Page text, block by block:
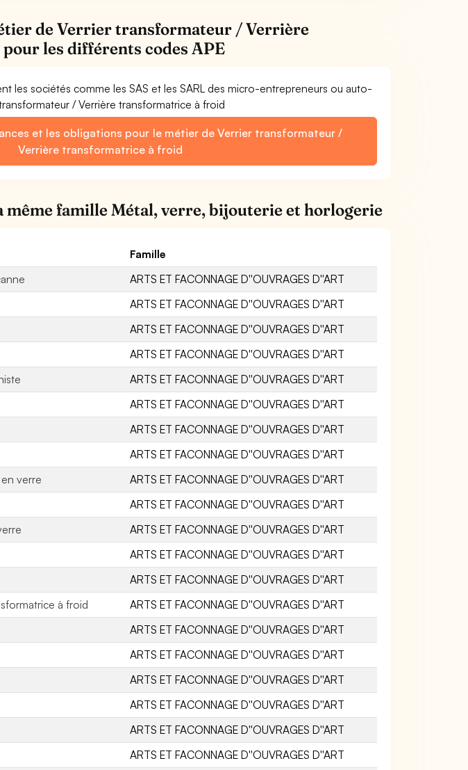
de Verrier transformateur / Verrière
les différents codes APE
les sociétés comme les SAS et les SARL des micro-entrepreneurs ou auto-
/ Verrière transformatrice à froid
et les obligations pour le métier de Verrier transformateur /
Verrière transformatrice à froid
même famille Métal, verre, bijouterie et horlogerie
Famille
ARTS ET FACONNAGE D''OUVRAGES D''ART
ARTS ET FACONNAGE D''OUVRAGES D''ART
ARTS ET FACONNAGE D''OUVRAGES D''ART
ARTS ET FACONNAGE D''OUVRAGES D''ART
ARTS ET FACONNAGE D''OUVRAGES D''ART
ARTS ET FACONNAGE D''OUVRAGES D''ART
ARTS ET FACONNAGE D''OUVRAGES D''ART
ARTS ET FACONNAGE D''OUVRAGES D''ART
verre
ARTS ET FACONNAGE D''OUVRAGES D''ART
ARTS ET FACONNAGE D''OUVRAGES D''ART
ARTS ET FACONNAGE D''OUVRAGES D''ART
ARTS ET FACONNAGE D''OUVRAGES D''ART
ARTS ET FACONNAGE D''OUVRAGES D''ART
à froid
ARTS ET FACONNAGE D''OUVRAGES D''ART
ARTS ET FACONNAGE D''OUVRAGES D''ART
ARTS ET FACONNAGE D''OUVRAGES D''ART
ARTS ET FACONNAGE D''OUVRAGES D''ART
ARTS ET FACONNAGE D''OUVRAGES D''ART
ARTS ET FACONNAGE D''OUVRAGES D''ART
ARTS ET FACONNAGE D''OUVRAGES D''ART